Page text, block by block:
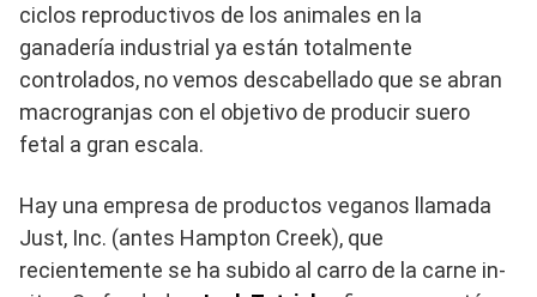
ciclos reproductivos de los animales en la
ganadería industrial ya están totalmente
controlados, no vemos descabellado que se abran
macrogranjas con el objetivo de producir suero
fetal a gran escala.
Hay una empresa de productos veganos llamada
Just, Inc. (antes Hampton Creek), que
recientemente se ha subido al carro de la carne in-